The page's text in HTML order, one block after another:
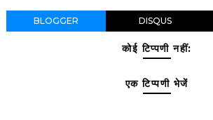
BLOGGER DISQUS
कोई टिप्पणी नहीं:
एक टिप्पणी भेजें